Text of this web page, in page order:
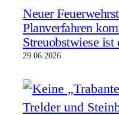
Neuer
Planverfahren
Streuobstwiese
29.06.2026